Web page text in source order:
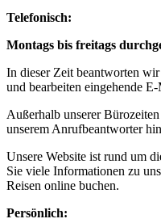
Telefonisch:
Montags bis freitags
In dieser Zeit beantworten
und bearbeiten eingehende
Außerhalb unserer
unserem Anrufbeantworter
Unsere Website ist rund um
Sie viele Informationen zu
Reisen online buchen.
Persönlich: